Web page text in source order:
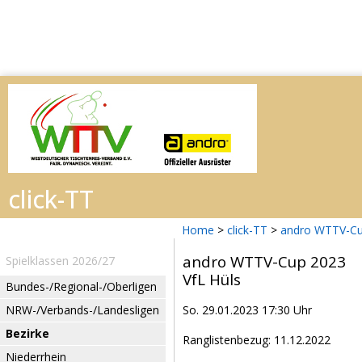
Home > click-TT > andro WTTV-
Spielklassen 2026/27
Bundes-/Regional-/Oberligen
NRW-/Verbands-/Landesligen
Bezirke
Niederrhein
andro WTTV-Cup 2023
VfL Hüls
So. 29.01.2023 17:30 Uhr
Ranglistenbezug: 11.12.2022